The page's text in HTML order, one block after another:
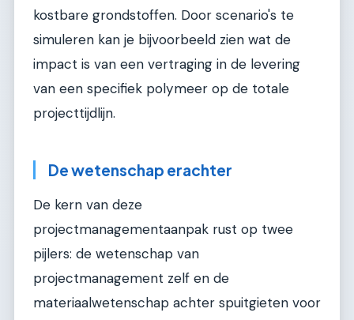
kostbare grondstoffen. Door scenario's te
simuleren kan je bijvoorbeeld zien wat de
impact is van een vertraging in de levering
van een specifiek polymeer op de totale
projecttijdlijn.
De wetenschap erachter
De kern van deze
projectmanagementaanpak rust op twee
pijlers: de wetenschap van
projectmanagement zelf en de
materiaalwetenschap achter spuitgieten voor